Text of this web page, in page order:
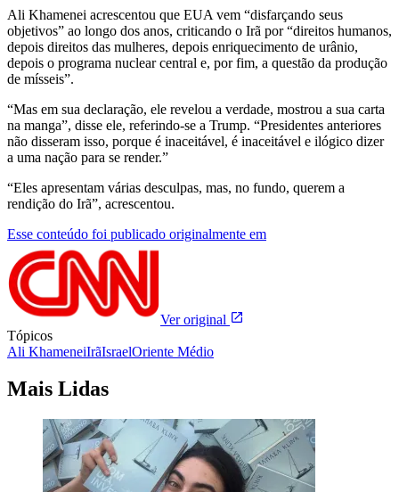
Ali Khamenei acrescentou que EUA vem “disfarçando seus
objetivos” ao longo dos anos, criticando o Irã por “direitos humanos,
depois direitos das mulheres, depois enriquecimento de urânio,
depois o programa nuclear central e, por fim, a questão da produção
de mísseis”.
“Mas em sua declaração, ele revelou a verdade, mostrou a sua carta
na manga”, disse ele, referindo-se a Trump. “Presidentes anteriores
não disseram isso, porque é inaceitável, é inaceitável e ilógico dizer
a uma nação para se render.”
“Eles apresentam várias desculpas, mas, no fundo, querem a
rendição do Irã”, acrescentou.
Esse conteúdo foi publicado originalmente em
Ver original
Tópicos
Ali KhameneiIrãIsraelOriente Médio
Mais Lidas